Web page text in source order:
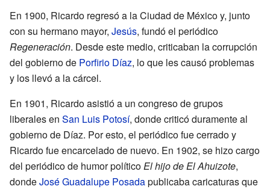
En 1900, Ricardo regresó a la Ciudad de México y, junto
con su hermano mayor, Jesús, fundó el periódico
Regeneración. Desde este medio, criticaban la corrupción
del gobierno de Porfirio Díaz, lo que les causó problemas
y los llevó a la cárcel.
En 1901, Ricardo asistió a un congreso de grupos
liberales en San Luis Potosí, donde criticó duramente al
gobierno de Díaz. Por esto, el periódico fue cerrado y
Ricardo fue encarcelado de nuevo. En 1902, se hizo cargo
del periódico de humor políticoEl hijo de El Ahuizote,
dondeJosé Guadalupe Posadapublicaba caricaturas que